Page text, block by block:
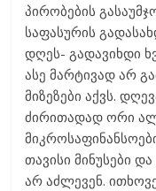
პირობების
საფასურის
დღეს- გადავიხდი
ასე მარტივად არ
მიზეზები აქვს.
ძირითადად ორი
თავისი მინუსები
არ აძლევენ.